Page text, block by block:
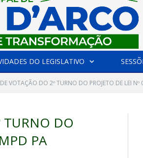
DO LEGISLATIVO
VOTAÇÃO DO 2º TURNO DO PROJETO DE LEI
TURNO DO
PA